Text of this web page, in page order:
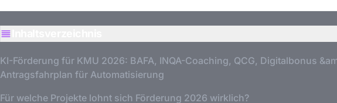
KI-Förderung für KMU 2026: BAFA, INQA-Coaching, QCG, Digitalbonus
Antragsfahrplan für Automatisierung
Für welche Projekte lohnt sich Förderung 2026 wirklich?